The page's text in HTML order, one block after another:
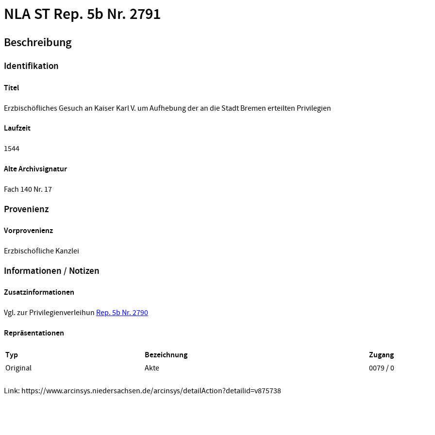
NLA ST Rep. 5b Nr. 2791
Beschreibung
Identifikation
Titel
Erzbischöfliches Gesuch an Kaiser Karl V. um Aufhebung der an die Stadt Bremen erteilten Privilegien
Laufzeit
1544
Alte Archivsignatur
Fach 140 Nr. 17
Provenienz
Vorprovenienz
Erzbischöfliche Kanzlei
Informationen / Notizen
Zusatzinformationen
Vgl. zur Privilegienverleihun Rep. 5b Nr. 2790
Repräsentationen
Typ Bezeichnung Zugang
Original Akte 0079 / 0
Link: https://www.arcinsys.niedersachsen.de/arcinsys/detailAction?detailid=v875738